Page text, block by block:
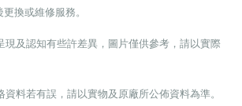
換或維修服務。
現及認知有些許差異，圖片僅供參考，請以實際
資料若有誤，請以實物及原廠所公佈資料為準。